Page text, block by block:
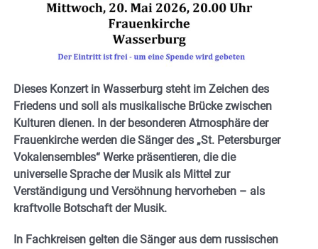
Dieses Konzert in Wasserburg steht im Zeichen des
Friedens und soll als musikalische Brücke zwischen
Kulturen dienen. In der besonderen Atmosphäre der
Frauenkirche werden die Sänger des „St. Petersburger
Vokalensembles“ Werke präsentieren, die die
universelle Sprache der Musik als Mittel zur
Verständigung und Versöhnung hervorheben – als
kraftvolle Botschaft der Musik.
In Fachkreisen gelten die Sänger aus dem russischen